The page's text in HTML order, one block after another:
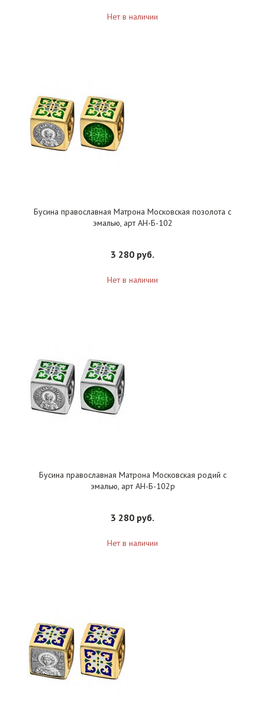
Нет в наличии
Бусина православная Матрона Московская позолота с
эмалью, арт АН-Б-102
3 280 руб.
Нет в наличии
Бусина православная Матрона Московская родий с
эмалью, арт АН-Б-102р
3 280 руб.
Нет в наличии